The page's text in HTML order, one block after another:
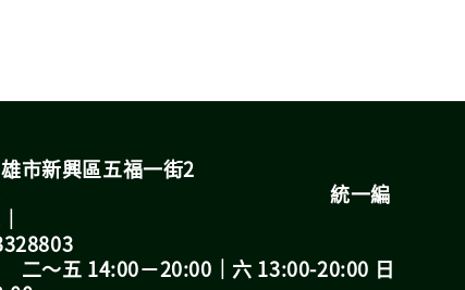
市新興區五福一街2
統一編
～五 14:00－20:00｜六 13:00-20:00 日